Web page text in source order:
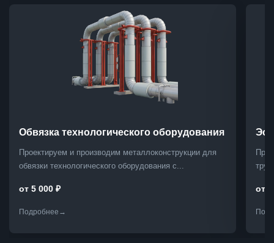
Обвязка технологического оборудования
Проектируем и производим металлоконструкции для
обвязки технологического оборудования с...
от 5 000 ₽
Подробнее →
от